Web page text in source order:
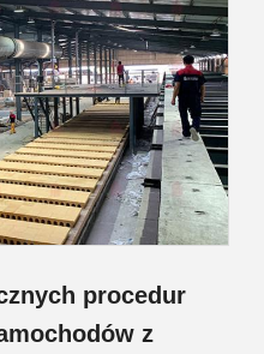
procedur
z